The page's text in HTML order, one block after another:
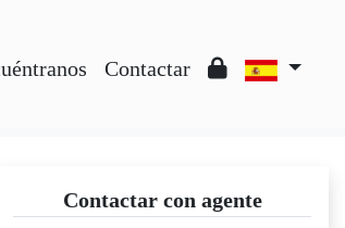
Contactar
Contactar con agente